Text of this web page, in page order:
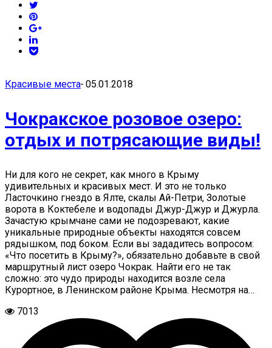
Красивые места- 05.01.2018
Чокракское розовое озеро:
отдых и потрясающие виды!
Ни для кого не секрет, как много в Крыму
удивительных и красивых мест. И это не только
Ласточкино гнездо в Ялте, скалы Ай-Петри, Золотые
ворота в Коктебеле и водопады Джур-Джур и Джурла.
Зачастую крымчане сами не подозревают, какие
уникальные природные объекты находятся совсем
рядышком, под боком. Если вы зададитесь вопросом:
«Что посетить в Крыму?», обязательно добавьте в свой
маршрутный лист озеро Чокрак. Найти его не так
сложно: это чудо природы находится возле села
Курортное, в Ленинском районе Крыма. Несмотря на…
7013